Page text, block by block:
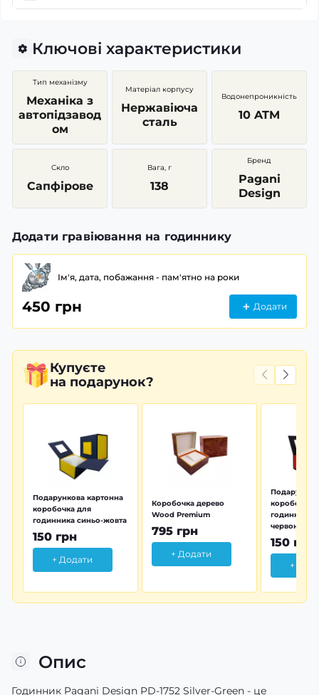
Ключові характеристики
Тип механізму
Механіка з
автопідзавод
ом
Матеріал корпусу
Нержавіюча
сталь
Водонепроникність
10 ATM
Скло
Сапфірове
Вага, г
138
Бренд
Pagani
Design
Додати гравіювання на годиннику
Ім'я, дата, побажання - пам'ятно на роки
450 грн Додати
Купуєте
на подарунок?
Подарункова картонна
коробочка для
годинника синьо-жовта
150 грн
+ Додати
Коробочка дерево
Wood Premium
795 грн
+ Додати
коробочка
годинника
червона
150 грн
+
Опис
Годинник Pagani Design PD-1752 Silver-Green - це